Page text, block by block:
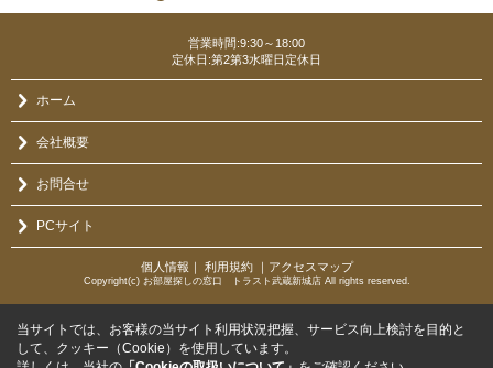
営業時間:9:30～18:00
定休日:第2第3水曜日定休日
ホーム
会社概要
お問合せ
PCサイト
個人情報 ｜ 利用規約｜ アクセスマップ
Copyright(c) お部屋探しの窓口 トラスト武蔵新城店 All rights reserved.
当サイトでは、お客様の当サイト利用状況把握、サービス向上検討を目的と
して、クッキー（Cookie）を使用しています。